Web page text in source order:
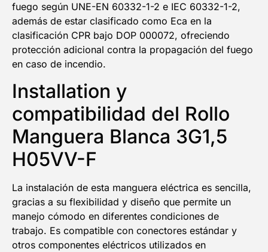
fuego según UNE-EN 60332-1-2 e IEC 60332-1-2,
además de estar clasificado como Eca en la
clasificación CPR bajo DOP 000072, ofreciendo
protección adicional contra la propagación del fuego
en caso de incendio.
Installation y
compatibilidad del Rollo
Manguera Blanca 3G1,5
H05VV-F
La instalación de esta manguera eléctrica es sencilla,
gracias a su flexibilidad y diseño que permite un
manejo cómodo en diferentes condiciones de
trabajo. Es compatible con conectores estándar y
otros componentes eléctricos utilizados en